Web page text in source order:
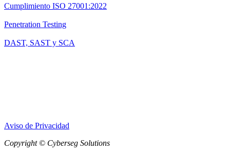
Cumplimiento ISO 27001:2022
Penetration Testing
DAST, SAST y SCA
Aviso de Privacidad
Copyright © Cyberseg Solutions